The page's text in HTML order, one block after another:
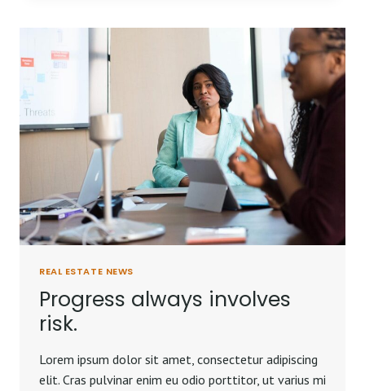
TOUGH
PEOPLE
DO.
REAL ESTATE NEWS
Progress always involves
risk.
Lorem ipsum dolor sit amet, consectetur adipiscing
elit. Cras pulvinar enim eu odio porttitor, ut varius mi